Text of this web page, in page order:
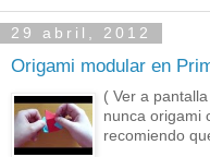
29 abril, 2012
Origami modular en
( Ver a
nunca origami
recomiendo